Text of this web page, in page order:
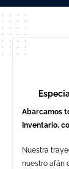
Abarcamos
Inventario,
Nuestra
nuestro afán